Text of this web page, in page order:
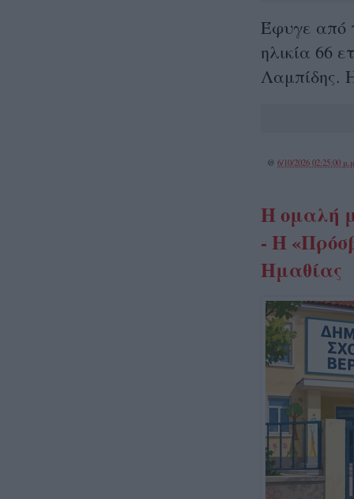
Έφυγε από
ηλικία 66
Λαμπίδης.
@ 6/10/2026 02:25:00
Η ομαλή
- H
Ημαθίας